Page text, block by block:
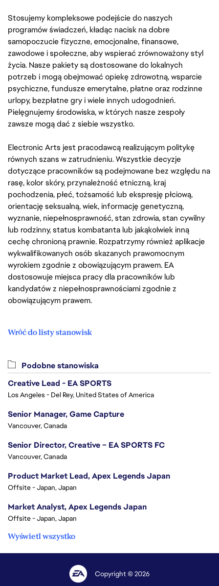
Stosujemy kompleksowe podejście do naszych
programów świadczeń, kładąc nacisk na dobre
samopoczucie fizyczne, emocjonalne, finansowe,
zawodowe i społeczne, aby wspierać zrównoważony styl
życia. Nasze pakiety są dostosowane do lokalnych
potrzeb i mogą obejmować opiekę zdrowotną, wsparcie
psychiczne, fundusze emerytalne, płatne oraz rodzinne
urlopy, bezpłatne gry i wiele innych udogodnień.
Pielęgnujemy środowiska, w których nasze zespoły
zawsze mogą dać z siebie wszystko.
Electronic Arts jest pracodawcą realizującym politykę
równych szans w zatrudnieniu. Wszystkie decyzje
dotyczące pracowników są podejmowane bez względu na
rasę, kolor skóry, przynależność etniczną, kraj
pochodzenia, płeć, tożsamość lub ekspresję płciową,
orientację seksualną, wiek, informację genetyczną,
wyznanie, niepełnosprawność, stan zdrowia, stan cywilny
lub rodzinny, status kombatanta lub jakąkolwiek inną
cechę chronioną prawnie. Rozpatrzymy również aplikacje
wykwalifikowanych osób skazanych prawomocnym
wyrokiem zgodnie z obowiązującym prawem. EA
dostosowuje miejsca pracy dla pracowników lub
kandydatów z niepełnosprawnościami zgodnie z
obowiązującym prawem.
Wróć do listy stanowisk
Podobne stanowiska
Creative Lead - EA SPORTS
Los Angeles - Del Rey, United States of America
Senior Manager, Game Capture
Vancouver, Canada
Senior Director, Creative – EA SPORTS FC
Vancouver, Canada
Product Market Lead, Apex Legends Japan
Offsite - Japan, Japan
Market Analyst, Apex Legends Japan
Offsite - Japan, Japan
Wyświetl wszystko
Copyright © 2026